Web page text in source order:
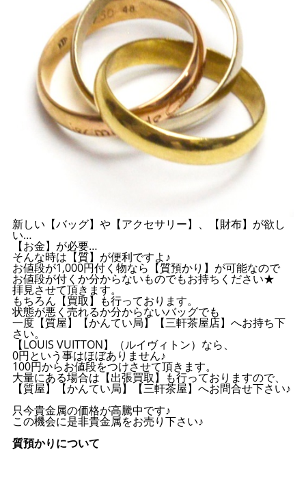
新しい【バッグ】や【アクセサリー】、【財布】が欲し
い…
【お金】が必要…
そんな時は【質】が便利ですよ♪
お値段が1,000円付く物なら【質預かり】が可能なので
お値段が付くか分からないものでもお持ちください★
拝見させて頂きます。
もちろん【買取】も行っております。
状態が悪く売れるか分からないバッグでも
一度【質屋】【かんてい局】【三軒茶屋店】へお持ち下
さい。
【LOUIS VUITTON】（ルイヴィトン）なら、
0円という事はほぼありません♪
100円からお値段をつけさせて頂きます。
大量にある場合は【出張買取】も行っておりますので、
【質屋】【かんてい局】【三軒茶屋】へお問合せ下さい♪
只今貴金属の価格が高騰中です♪
この機会に是非貴金属をお売り下さい♪
質預かりについて